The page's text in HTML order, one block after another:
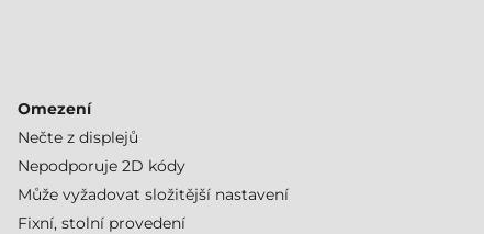
Omezení
Nečte z displejů
Nepodporuje 2D kódy
Může vyžadovat složitější nastavení
Fixní, stolní provedení